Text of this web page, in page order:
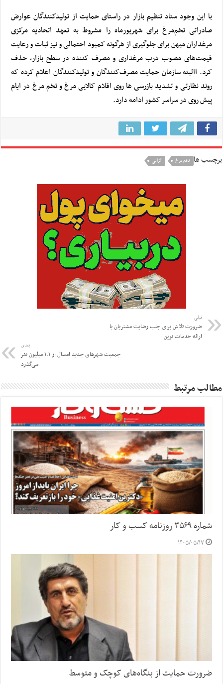
با این وجود ستاد تنظیم بازار در راستای حمایت از تولیدکنندگان عوارض
صادراتی تخم‌مرغ‌ برای شهریورماه را مشروط به تعهد اتحادیه مرکزی
مرغداران میهن برای جلوگیری از هرگونه کمبود احتمالی و نیز ثبات و رعایت
قیمت‌های مصوب درب مرغداری و مصرف کننده در سطح بازار، حذف
کرد. االبته سازمان حمایت مصرف‌کنندگان و تولیدکنندگان اعلام کرده که
روند نظارتی و تشدید بازرسی ها روی اقلام کالایی مرغ و تخم مرغ در ایام
پیش روی در سراسر کشور ادامه دارد.
برچسب ها تخم مرغ گرانی
قبلی
ضرورت تلاش برای جلب رضایت مشتریان با
ارائه خدمات نوین
بعدی
جمعیت شهرهای جدید امسال از ۱.۱ میلیون نفر
می‌گذرد
مطالب مرتبط
شماره ۳۵۶۹ روزنامه کسب و کار
۱۴۰۵/۰۵/۱۷
ضرورت حمایت از بنگاه‌های کوچک و متوسط